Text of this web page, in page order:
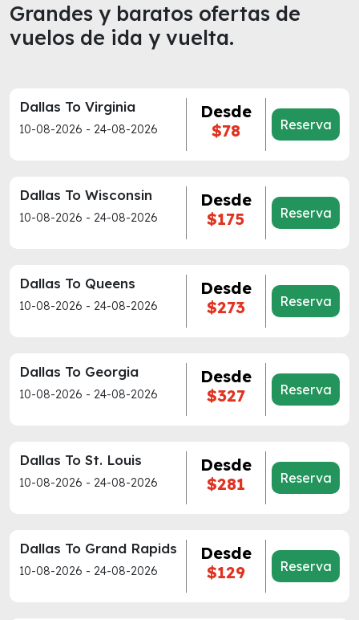
Grandes y baratos ofertas de
vuelos de ida y vuelta.
Dallas To Virginia
10-08-2026 - 24-08-2026
Desde
$78
Reserva
Dallas To Wisconsin
10-08-2026 - 24-08-2026
Desde
$175
Reserva
Dallas To Queens
10-08-2026 - 24-08-2026
Desde
$273
Reserva
Dallas To Georgia
10-08-2026 - 24-08-2026
Desde
$327
Reserva
Dallas To St. Louis
10-08-2026 - 24-08-2026
Desde
$281
Reserva
Dallas To Grand Rapids
10-08-2026 - 24-08-2026
Desde
$129
Reserva